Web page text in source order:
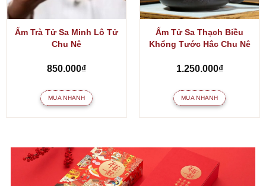
Ấm Trà Tử Sa Minh Lô Tử
Chu Nê
850.000₫
MUA NHANH
Ấm Tử Sa Thạch Biều
Khổng Tước Hắc Chu Nê
1.250.000₫
MUA NHANH